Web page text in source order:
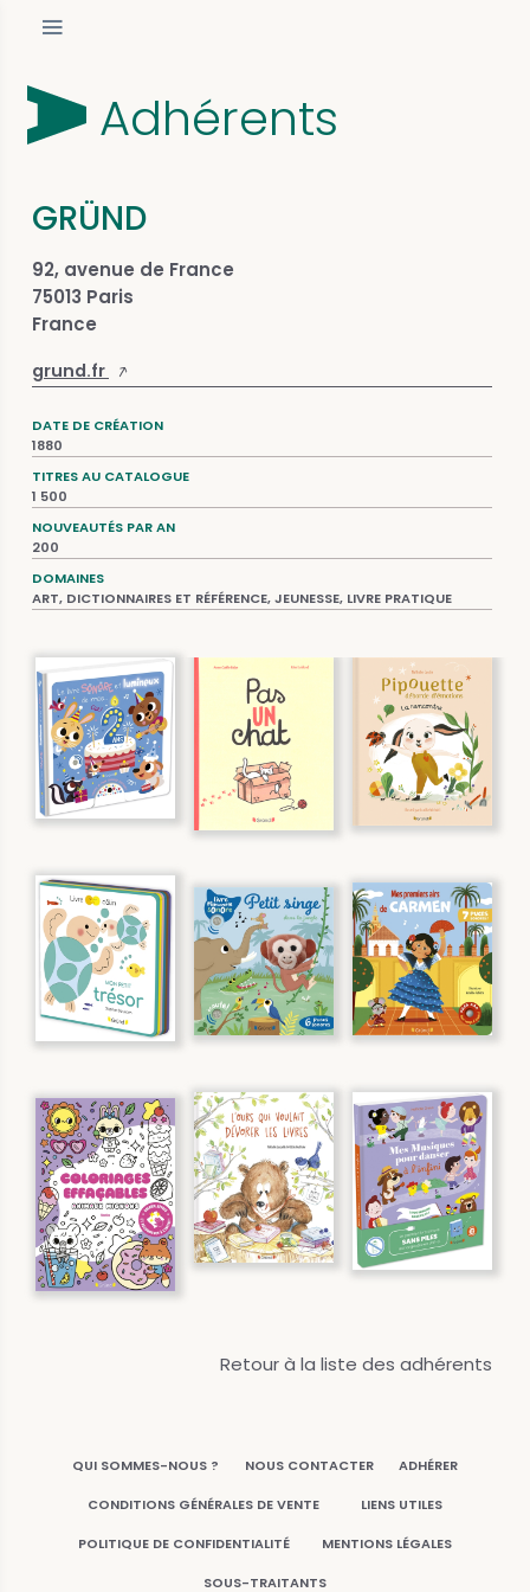
Adhérents
GRÜND
92, avenue de France
75013 Paris
France
grund.fr
DATE DE CRÉATION
1880
TITRES AU CATALOGUE
1 500
NOUVEAUTÉS PAR AN
200
DOMAINES
ART, DICTIONNAIRES ET RÉFÉRENCE, JEUNESSE, LIVRE PRATIQUE
Retour à la liste des adhérents
QUI SOMMES-NOUS ? NOUS CONTACTER ADHÉRER
CONDITIONS GÉNÉRALES DE VENTE LIENS UTILES
POLITIQUE DE CONFIDENTIALITÉ MENTIONS LÉGALES
SOUS-TRAITANTS